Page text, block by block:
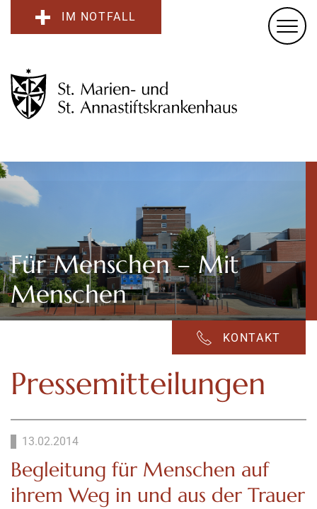
IM NOTFALL
Für Menschen – Mit
Menschen
KONTAKT
Pressemitteilungen
13.02.2014
Begleitung für Menschen auf
ihrem Weg in und aus der Trauer